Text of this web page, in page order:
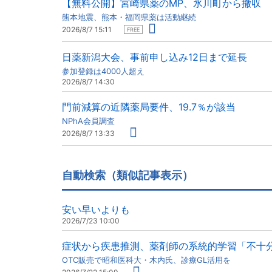
【無料公開】宮崎県薬のMP、氷川町から撤収
熊本地震、熊本・福岡県薬は活動継続
2026/8/7 15:11 FREE
日薬新潟大会、事前申し込み12日まで延長
参加登録は4000人超え
2026/8/7 14:30
門前減算の近隣薬局要件、19.7％が該当
NPhA会員調査
2026/8/7 13:33
自動検索（類似記事表示）
安い早いよりも
2026/7/23 10:00
症状から疾患推測、薬剤師の系統的学習「不十
OTC販売で昭和医科大・木内氏、診療GL活用を